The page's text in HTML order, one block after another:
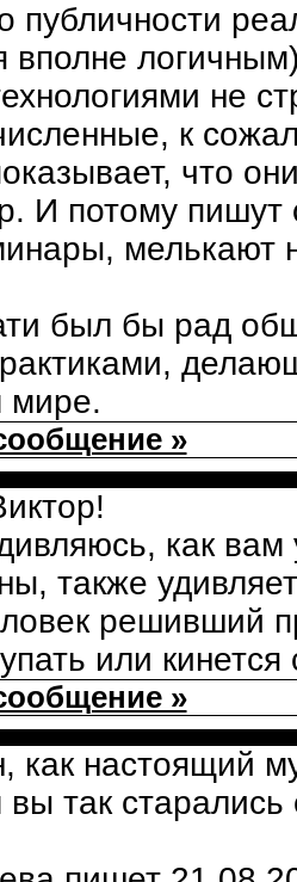
публичности
вполне
не
к
что
И потому пишут
мелькают
был бы рад
мире.
»
как вам
также
решивший
или
»
как настоящий
так